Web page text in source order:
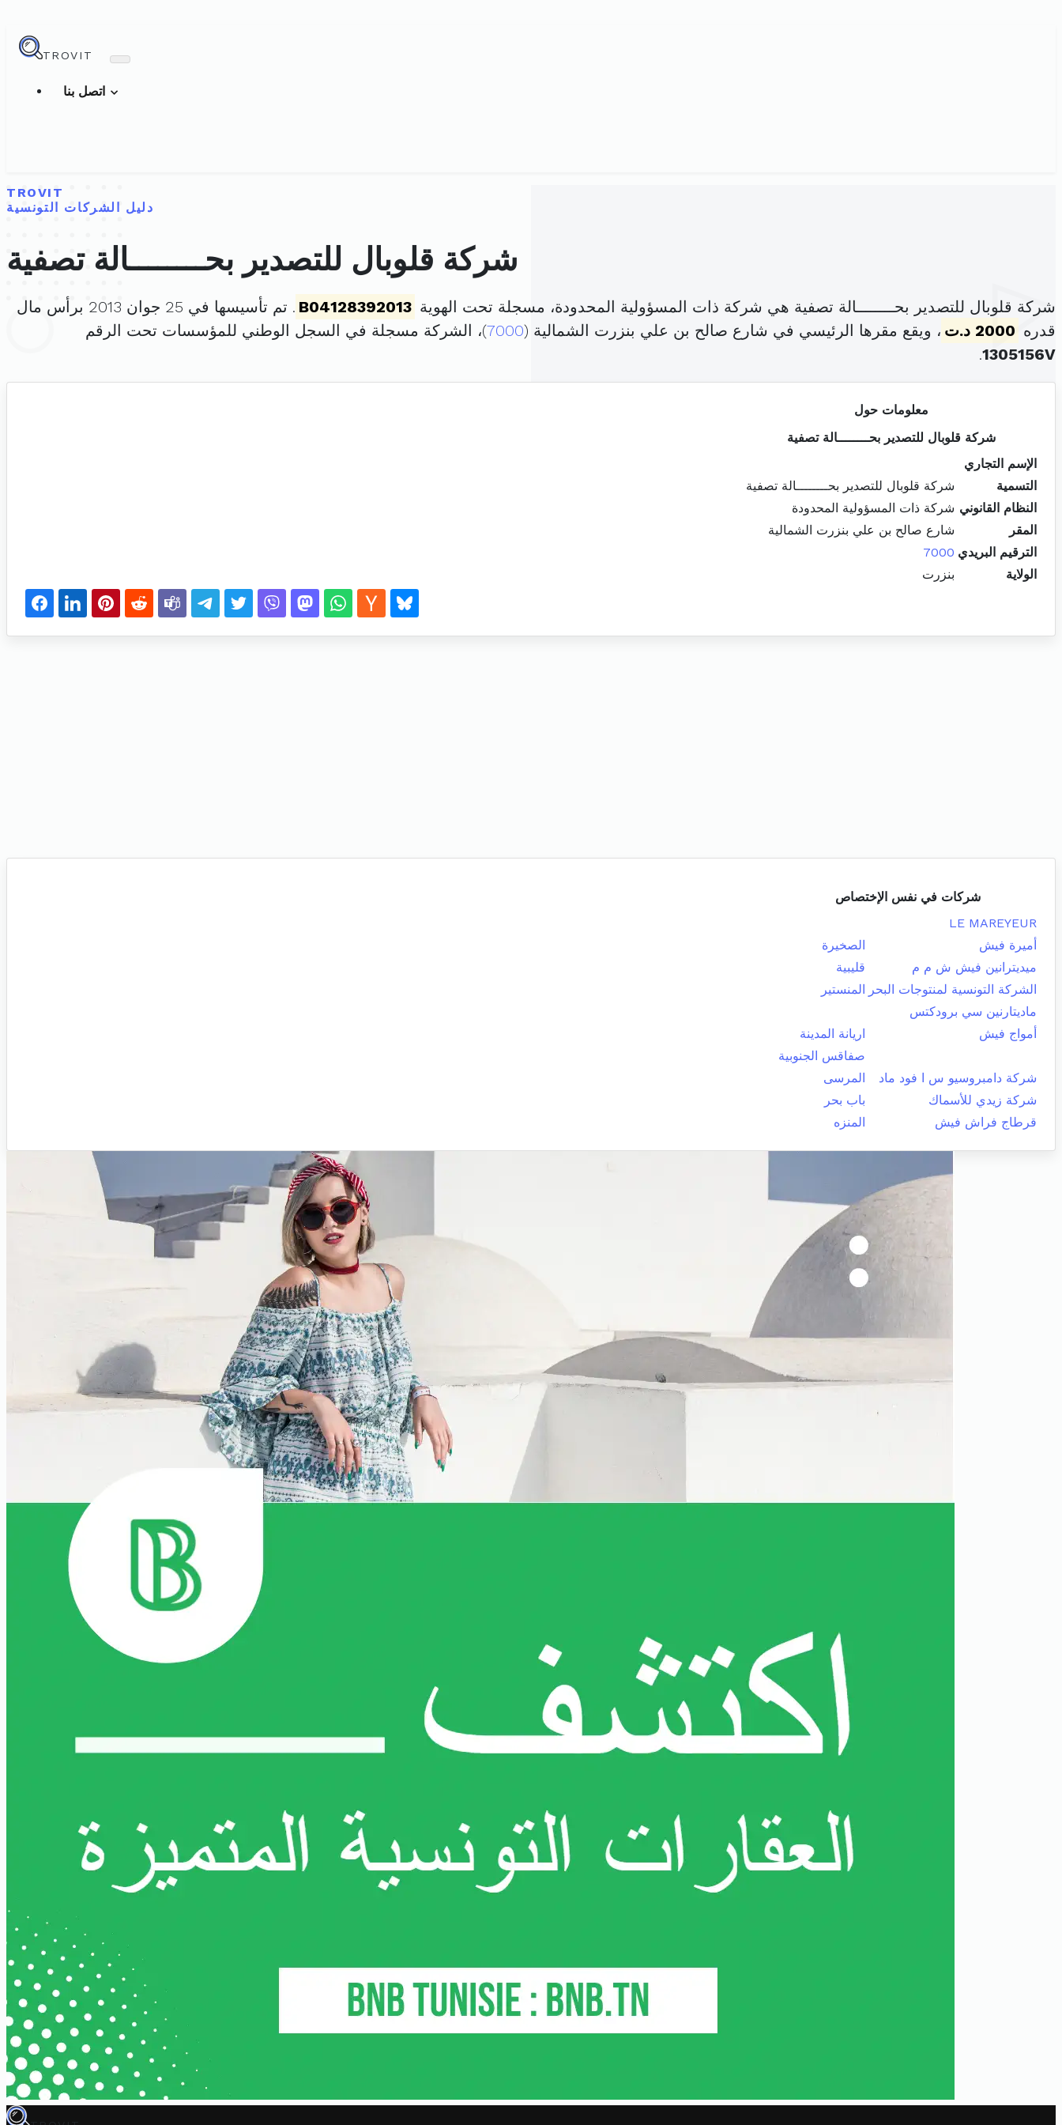
TROVIT
TROVIT
دليل الشركات التونسية
شركة قلوبال للتصدير بحــــــــالة تصفية
شركة قلوبال للتصدير بحــــــــالة تصفية هي شركة ذات المسؤولية المحدودة، مسجلة تحت الهوية B04128392013
. تم تأسيسها في 25 جوان 2013 برأس مال
قدره 2000 د.ت ، ويقع مقرها الرئيسي في شارع صالح بن علي بنزرت الشمالية (7000)، الشركة مسجلة في السجل الوطني للمؤسسات تحت الرقم
1305156V
.
معلومات حول
شركة قلوبال للتصدير بحــــــــالة تصفية
الإسم التجاري
التسمية
شركة قلوبال للتصدير بحــــــــالة تصفية
النظام القانوني شركة ذات المسؤولية المحدودة
المقر
شارع صالح بن علي بنزرت الشمالية
الترقيم البريدي 7000
الولاية
بنزرت
شركات في نفس الإختصاص
LE MAREYEUR
أميرة فيش
الصخيرة
ميديترانين فيش ش م م
قليبية
الشركة التونسية لمنتوجات البحر
المنستير
ماديتارنين سي برودكتس
أمواج فيش
اريانة المدينة
صفاقس الجنوبية
شركة دامبروسيو س ا فود ماد
المرسى
شركة زيدي للأسماك
باب بحر
قرطاج فراش فيش
المنزه